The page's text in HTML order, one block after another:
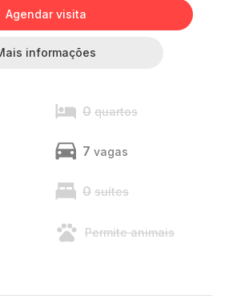
Agendar visita
informações
0 quartos
7 vagas
0 suítes
Permite animais